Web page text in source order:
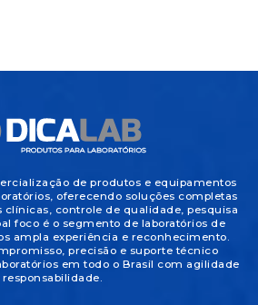
de produtos e equipamentos
oferecendo soluções completas
clínicas, controle de qualidade, pesquisa
foco é o segmento de laboratórios de
ampla experiência e reconhecimento.
precisão e suporte técnico
em todo o Brasil com agilidade
responsabilidade.